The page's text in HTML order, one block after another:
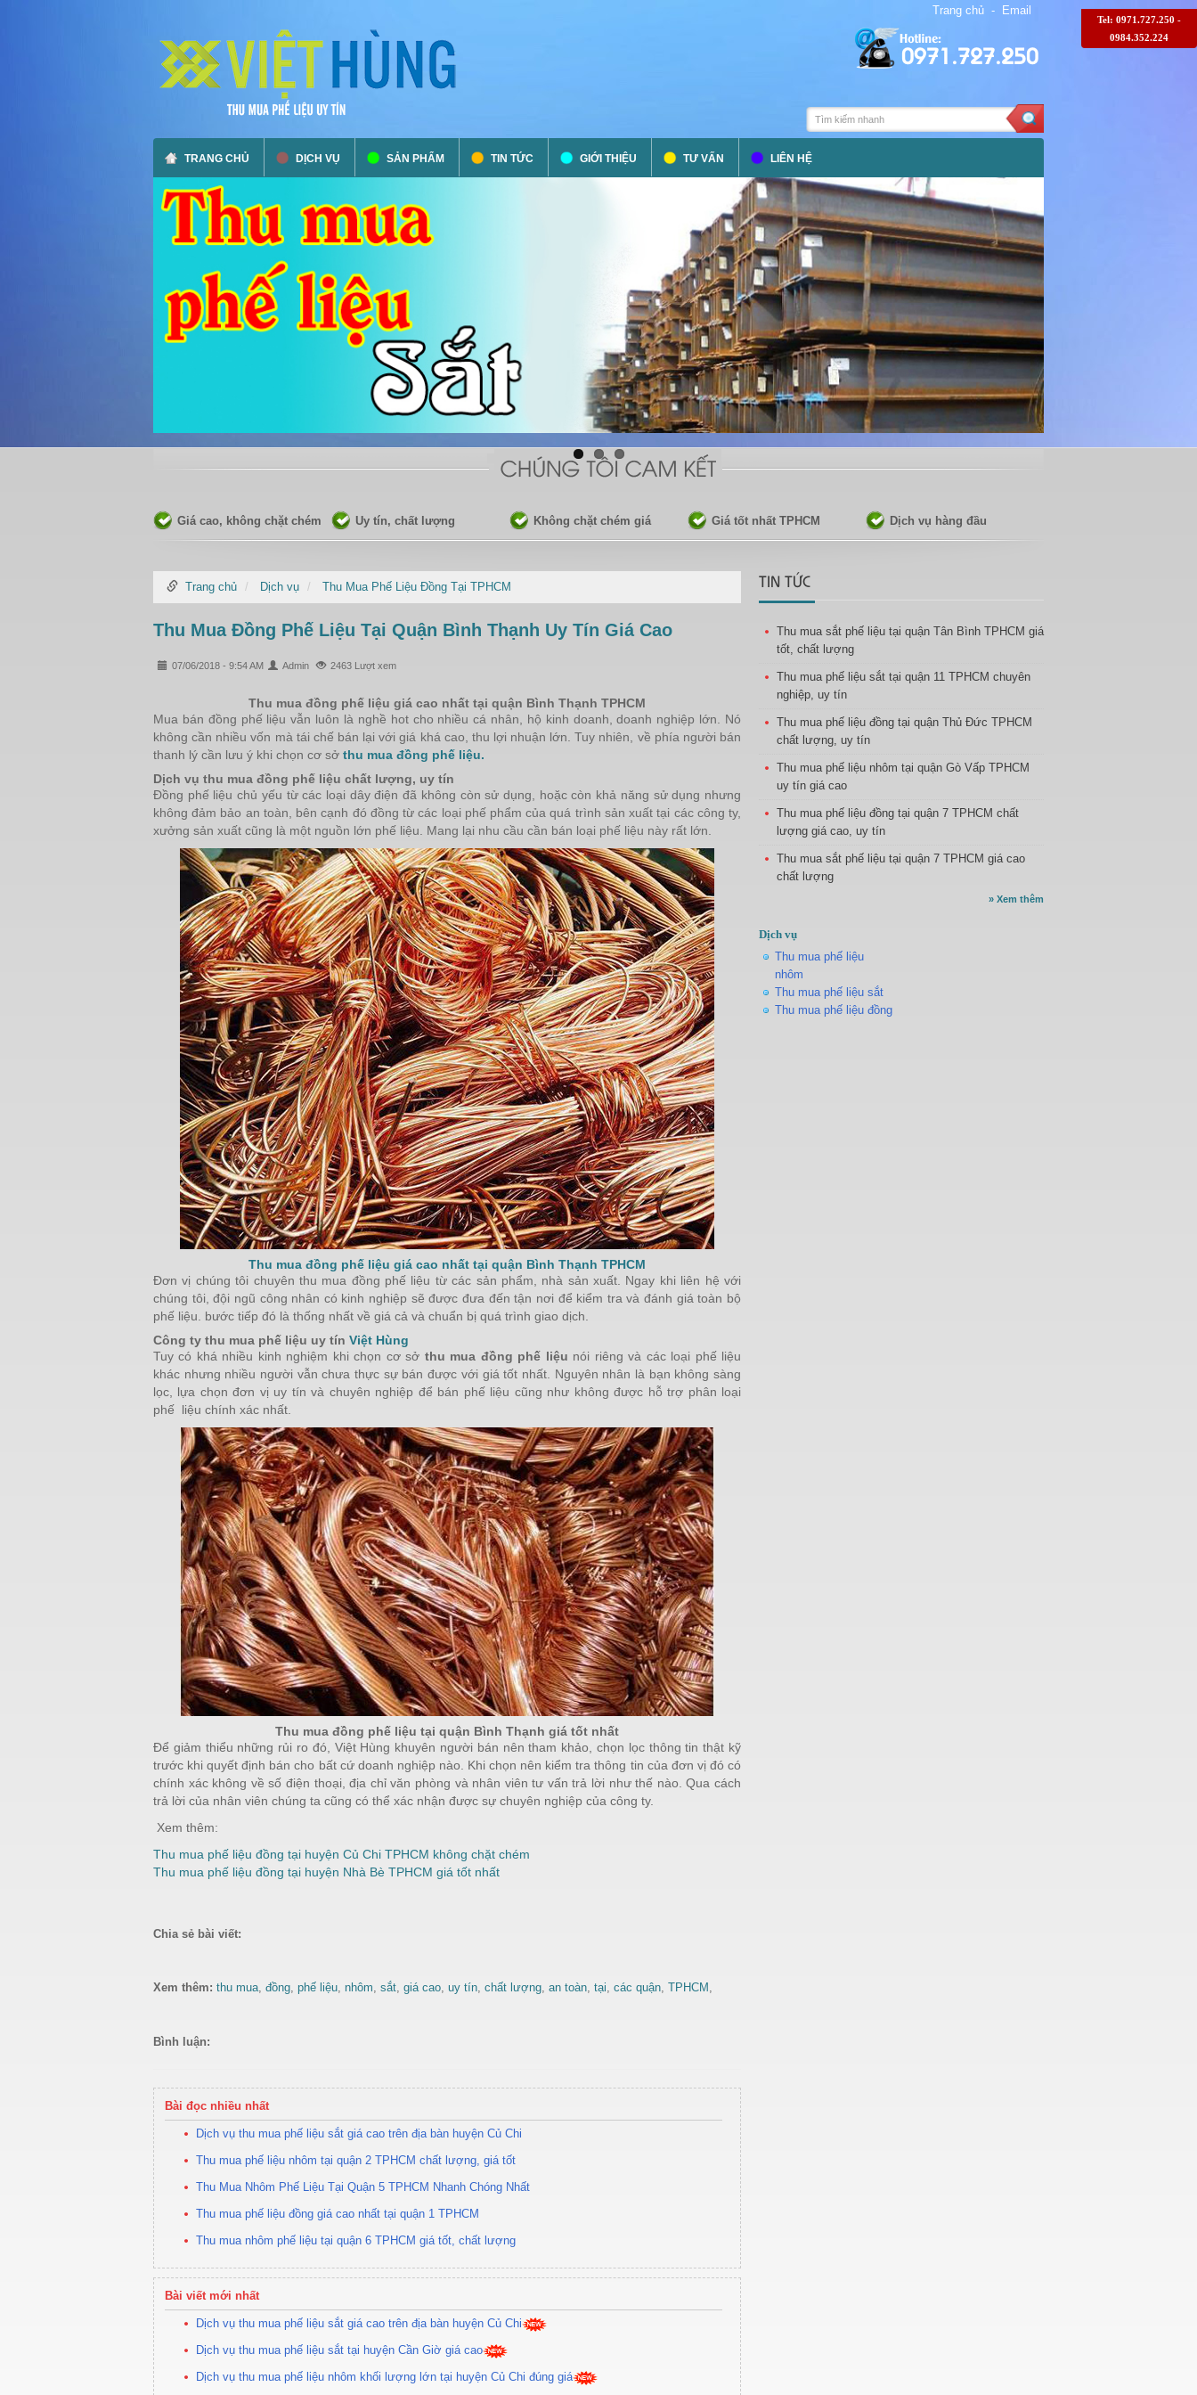
Tel: 0971.727.250 -
0984.352.224
0971.727.250
Trang chủ - Email
TRANG CHỦ DỊCH VỤ SẢN PHẨM TIN TỨC GIỚI THIỆU TƯ VẤN LIÊN HỆ
Giá cao, không chặt chém Uy tín, chất lượng Không chặt chém giá Giá tốt nhất TPHCM Dịch vụ hàng đầu
Trang chủ Dịch vụ Thu Mua Phế Liệu Đồng Tại TPHCM
Thu Mua Đồng Phế Liệu Tại Quận Bình Thạnh Uy Tín Giá Cao
07/06/2018 - 9:54 AM Admin 2463 Lượt xem
Thu mua đồng phế liệu giá cao nhất tại quận Bình Thạnh TPHCM
Mua bán đồng phế liệu vẫn luôn là nghề hot cho nhiều cá nhân, hộ kinh doanh, doanh nghiệp lớn. Nó
không cần nhiều vốn mà tái chế bán lại với giá khá cao, thu lợi nhuận lớn. Tuy nhiên, về phía người bán
thanh lý cần lưu ý khi chọn cơ sở thu mua đồng phế liệu.
Dịch vụ thu mua đồng phế liệu chất lượng, uy tín
Đồng phế liệu chủ yếu từ các loại dây điện đã không còn sử dụng, hoặc còn khả năng sử dụng nhưng
không đảm bảo an toàn, bên cạnh đó đồng từ các loại phế phẩm của quá trình sản xuất tại các công ty,
xưởng sản xuất cũng là một nguồn lớn phế liệu. Mang lại nhu cầu cần bán loại phế liệu này rất lớn.
Thu mua đồng phế liệu giá cao nhất tại quận Bình Thạnh TPHCM
Đơn vị chúng tôi chuyên thu mua đồng phế liệu từ các sản phẩm, nhà sản xuất. Ngay khi liên hệ với
chúng tôi, đội ngũ công nhân có kinh nghiệp sẽ được đưa đến tận nơi để kiểm tra và đánh giá toàn bộ
phế liệu. bước tiếp đó là thống nhất về giá cả và chuẩn bị quá trình giao dịch.
Công ty thu mua phế liệu uy tín Việt Hùng
Tuy có khá nhiều kinh nghiệm khi chọn cơ sở thu mua đồng phế liệu nói riêng và các loại phế liệu
khác nhưng nhiều người vẫn chưa thực sự bán được với giá tốt nhất. Nguyên nhân là bạn không sàng
lọc, lựa chọn đơn vị uy tín và chuyên nghiệp để bán phế liệu cũng như không được hỗ trợ phân loại
phế liệu chính xác nhất.
Thu mua đồng phế liệu tại quận Bình Thạnh giá tốt nhất
Để giảm thiểu những rủi ro đó, Việt Hùng khuyên người bán nên tham khảo, chọn lọc thông tin thật kỹ
trước khi quyết định bán cho bất cứ doanh nghiệp nào. Khi chọn nên kiểm tra thông tin của đơn vị đó có
chính xác không về số điện thoại, địa chỉ văn phòng và nhân viên tư vấn trả lời như thế nào. Qua cách
trả lời của nhân viên chúng ta cũng có thể xác nhận được sự chuyên nghiệp của công ty.
Xem thêm:
Thu mua phế liệu đồng tại huyện Củ Chi TPHCM không chặt chém
Thu mua phế liệu đồng tại huyện Nhà Bè TPHCM giá tốt nhất
Chia sẻ bài viết:
Xem thêm: thu mua, đồng, phế liệu, nhôm, sắt, giá cao, uy tín, chất lượng, an toàn, tại, các quận, TPHCM ,
Bình luận:
Bài đọc nhiều nhất
Dịch vụ thu mua phế liệu sắt giá cao trên địa bàn huyện Củ Chi
Thu mua phế liệu nhôm tại quận 2 TPHCM chất lượng, giá tốt
Thu Mua Nhôm Phế Liệu Tại Quận 5 TPHCM Nhanh Chóng Nhất
Thu mua phế liệu đồng giá cao nhất tại quận 1 TPHCM
Thu mua nhôm phế liệu tại quận 6 TPHCM giá tốt, chất lượng
Bài viết mới nhất
Dịch vụ thu mua phế liệu sắt giá cao trên địa bàn huyện Củ Chi
Dịch vụ thu mua phế liệu sắt tại huyện Cần Giờ giá cao
Dịch vụ thu mua phế liệu nhôm khối lượng lớn tại huyện Củ Chi đúng giá
TIN TỨC
Thu mua sắt phế liệu tại quận Tân Bình TPHCM giá
tốt, chất lượng
Thu mua phế liệu sắt tại quận 11 TPHCM chuyên
nghiệp, uy tín
Thu mua phế liệu đồng tại quận Thủ Đức TPHCM
chất lượng, uy tín
Thu mua phế liệu nhôm tại quận Gò Vấp TPHCM
uy tín giá cao
Thu mua phế liệu đồng tại quận 7 TPHCM chất
lượng giá cao, uy tín
Thu mua sắt phế liệu tại quận 7 TPHCM giá cao
chất lượng
» Xem thêm
Dịch vụ
Thu mua phế liệu
nhôm
Thu mua phế liệu sắt
Thu mua phế liệu đồng